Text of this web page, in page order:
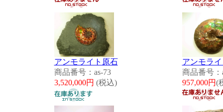
アンモライト原石
商品番号：as-73
3,520,000円 (税込)
アンモラ
商品番号：
957,000円(